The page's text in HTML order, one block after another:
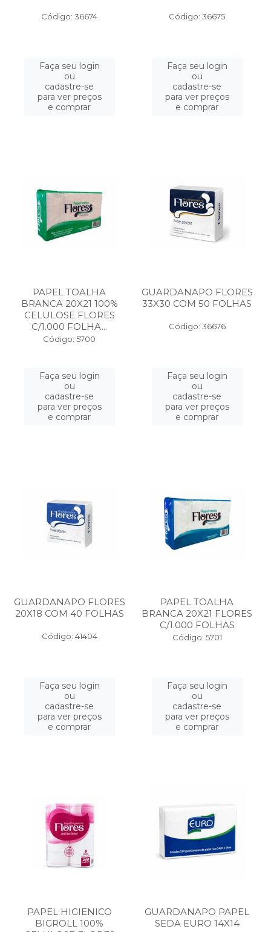
Código: 36674
Faça seu login
ou
cadastre-se
para ver preços
e comprar
Código: 36675
Faça seu login
ou
cadastre-se
para ver preços
e comprar
PAPEL TOALHA
BRANCA 20X21 100%
CELULOSE FLORES
C/1.000 FOLHA...
Código: 5700
Faça seu login
ou
cadastre-se
para ver preços
e comprar
GUARDANAPO FLORES
33X30 COM 50 FOLHAS
Código: 36676
Faça seu login
ou
cadastre-se
para ver preços
e comprar
GUARDANAPO FLORES
20X18 COM 40 FOLHAS
Código: 41404
Faça seu login
ou
cadastre-se
para ver preços
e comprar
PAPEL TOALHA
BRANCA 20X21 FLORES
C/1.000 FOLHAS
Código: 5701
Faça seu login
ou
cadastre-se
para ver preços
e comprar
PAPEL HIGIENICO
BIGROLL 100%
GUARDANAPO PAPEL
SEDA EURO 14X14